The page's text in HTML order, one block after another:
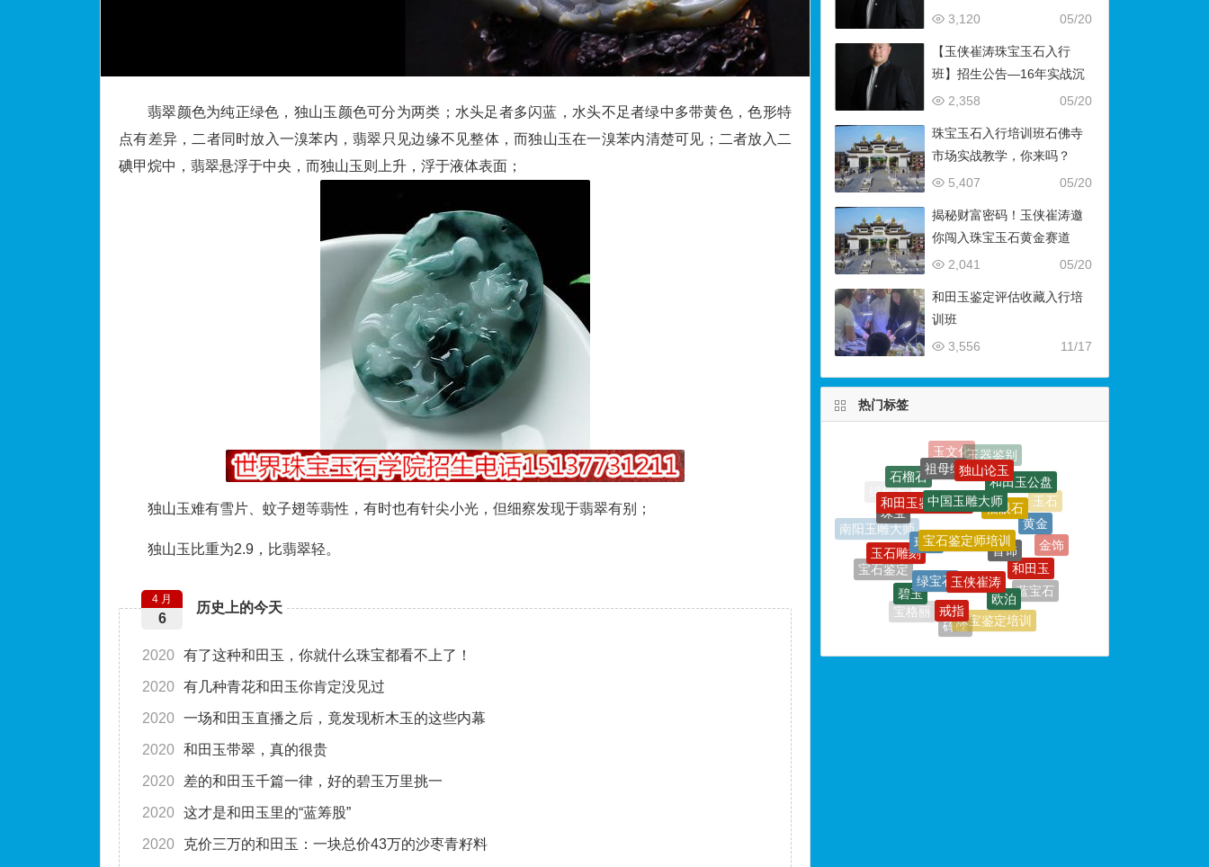
翡翠颜色为纯正绿色，独山玉颜色可分为两类；水头足者多闪蓝，水头不足者绿中多带黄色，色形特
点有差异，二者同时放入一溴苯内，翡翠只见边缘不见整体，而独山玉在一溴苯内清楚可见；二者放入二
碘甲烷中，翡翠悬浮于中央，而独山玉则上升，浮于液体表面；
独山玉难有雪片、蚊子翅等翡性，有时也有针尖小光，但细察发现于翡翠有别；
独山玉比重为2.9，比翡翠轻。
历史上的今天
4 月
6
2020 有了这种和田玉，你就什么珠宝都看不上了！
2020 有几种青花和田玉你肯定没见过
2020 一场和田玉直播之后，竟发现析木玉的这些内幕
2020 和田玉带翠，真的很贵
2020 差的和田玉千篇一律，好的碧玉万里挑一
2020 这才是和田玉里的“蓝筹股”
2020 克价三万的和田玉：一块总价43万的沙枣青籽料
05/20
3,120
【玉侠崔涛珠宝玉石入行
班】招生公告—16年实战沉
淀，助你叩开财富与传承之
05/20
2,358
珠宝玉石入行培训班石佛寺
市场实战教学，你来吗？
05/20
5,407
揭秘财富密码！玉侠崔涛邀
你闯入珠宝玉石黄金赛道
05/20
2,041
和田玉鉴定评估收藏入行培
训班
11/17
3,556
热门标签
祖母绿独山论玉
和田玉公盘
南阳玉雕大师
珠宝
和田玉鉴定专家
中国玉雕大师
猫眼石
黄金
金饰
和田玉收藏
钻石
宝石鉴定
玉石雕刻
玛瑙
宝石鉴定师培训
首饰
和田玉
蓝宝石
玉雕大师
钻戒
珠宝鉴定学校
宝格丽
碧玉
绿宝石玉侠崔涛
欧泊
珠宝鉴定培训
砗磲
戒指